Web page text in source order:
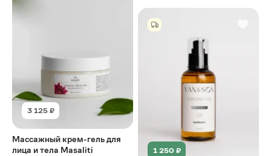
3 125 ₽
Массажный крем-гель для
лица и тела Masaliti
1 250 ₽